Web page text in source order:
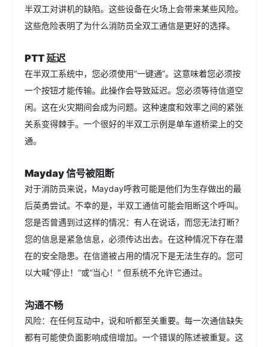
半双工对讲机的缺陷。这些设备在火场上会带来某些风险。
这些危险表明了为什么消防员全双工通信是更好的选择。
PTT 延迟
在半双工系统中，您必须使用“一键通”。这意味着您必须按
一个按钮才能传输。此操作会导致延迟。您必须等待信道空
闲。这在火灾期间会成为问题。这种速度和效率之间的紧张
关系变得棘手。一个很好的半双工示例是单车道桥梁上的交
通。
Mayday 信号被阻断
对于消防员来说，Mayday呼救可能是他们为生存做出的最
后英勇尝试。不幸的是，半双工通信可能会阻断这个呼叫。
您是否曾遇到过这样的情况：有人在说话，而您无法打断？
您的信息是紧急信息，必须传达出去。在这种情况下存在潜
在的安全隐患。在信道被占用的情况下是无法生存的。您可
以大喊“停止！”或“当心！” 但系统不允许它通过。
沟通不畅
风险：在任何互动中，说和听都至关重要。每一次通信缺失
都有可能使负面影响成倍增加。一个错误的陈述被重复。这